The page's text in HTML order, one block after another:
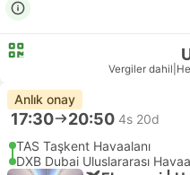
Vergiler dahil
Anlık onay
17:30 20:50 4s 20d
TAS Taşkent Havaalanı
DXB Dubai Uluslararası